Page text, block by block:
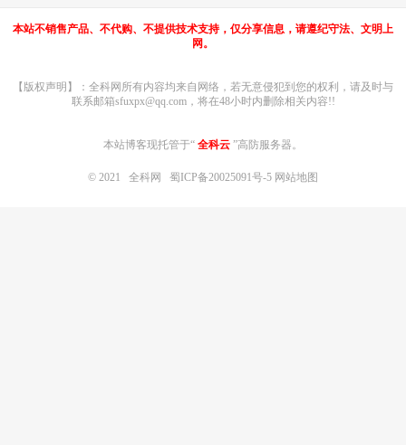
本站不销售产品、不代购、不提供技术支持，仅分享信息，请遵纪守法、文明上
网。
【版权声明】：全科网所有内容均来自网络，若无意侵犯到您的权利，请及时与
联系邮箱sfuxpx@qq.com，将在48小时内删除相关内容!!
本站博客现托管于“ 全科云 ”高防服务器。
© 2021 全科网 蜀ICP备20025091号-5 网站地图